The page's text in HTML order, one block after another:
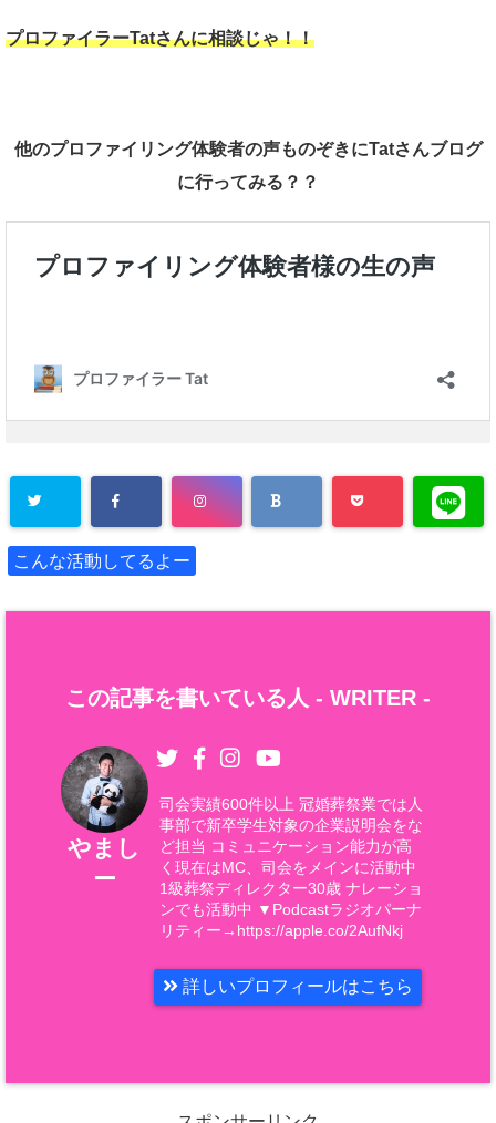
プロファイラーTatさんに相談じゃ！！
他のプロファイリング体験者の声ものぞきにTatさんブログ
に行ってみる？？
こんな活動してるよー
この記事を書いている人 - WRITER -
やまし
ー
司会実績600件以上 冠婚葬祭業では人
事部で新卒学生対象の企業説明会をな
ど担当 コミュニケーション能力が高
く現在はMC、司会をメインに活動中
1級葬祭ディレクター30歳 ナレーショ
ンでも活動中 ▼Podcastラジオパーナ
リティー→https://apple.co/2AufNkj
詳しいプロフィールはこちら